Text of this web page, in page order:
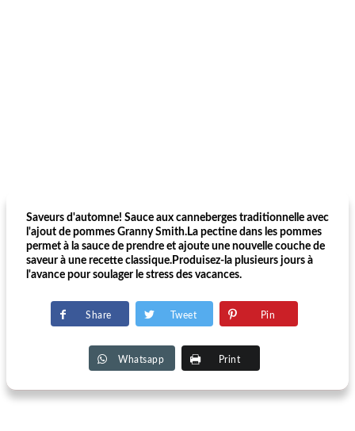
Saveurs d'automne! Sauce aux canneberges traditionnelle avec
l'ajout de pommes Granny Smith.La pectine dans les pommes
permet à la sauce de prendre et ajoute une nouvelle couche de
saveur à une recette classique.Produisez-la plusieurs jours à
l'avance pour soulager le stress des vacances.
Share Tweet Pin
Whatsapp Print